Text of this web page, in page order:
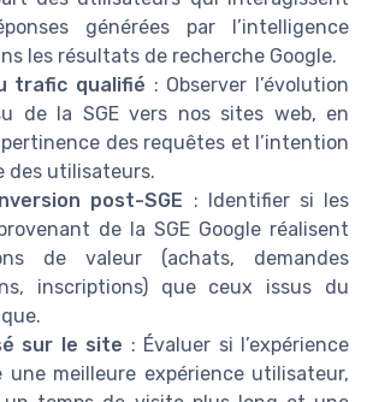
générées par l’intelligence
les résultats de recherche Google.
trafic qualifié : Observer l’évolution
de la SGE vers nos sites web, en
des requêtes et l’intention
des utilisateurs.
post-SGE : Identifier si les
de la SGE Google réalisent
de valeur (achats, demandes
inscriptions) que ceux issus du
sur le site : Évaluer si l’expérience
une meilleure expérience utilisateur,